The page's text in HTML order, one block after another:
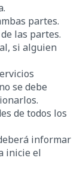
partes.
las partes.
si alguien
se debe
de todos los
informar
inicie el